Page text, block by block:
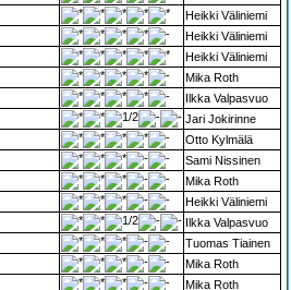
Heikki Väliniemi
Heikki Väliniemi
Heikki Väliniemi
Mika Roth
Ilkka Valpasvuo
Jari Jokirinne
Otto Kylmälä
Sami Nissinen
Mika Roth
Heikki Väliniemi
Ilkka Valpasvuo
Tuomas Tiainen
Mika Roth
Mika Roth